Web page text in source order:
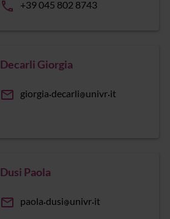
phone +39 045 802 8743
Decarli Giorgia
email giorgia decarli univr it
Dusi Paola
email paola dusi univr it